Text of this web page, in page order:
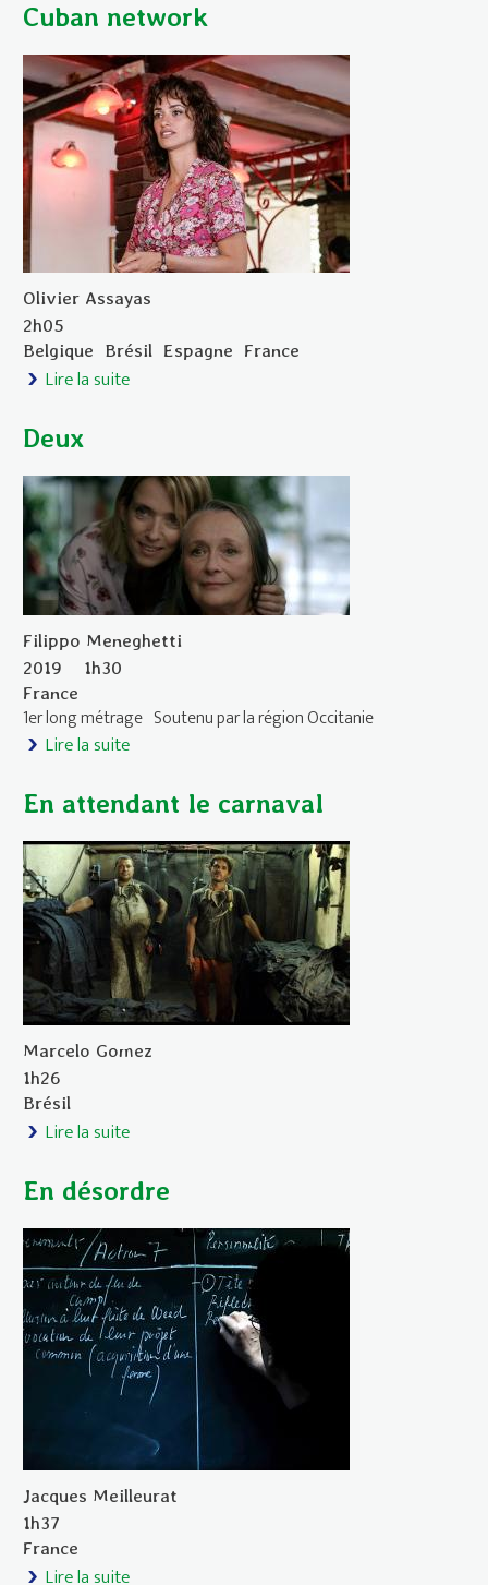
Cuban network
Olivier Assayas
2h05
Belgique Brésil Espagne France
Lire la suite
Deux
Filippo Meneghetti
2019
1h30
France
1er long métrage Soutenu par la région Occitanie
Lire la suite
En attendant le carnaval
Marcelo Gomez
1h26
Brésil
Lire la suite
En désordre
Jacques Meilleurat
1h37
France
Lire la suite